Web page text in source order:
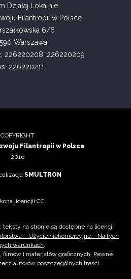
Działaj Lokalnie
Filantropii w Polsce
6/6
Warszawa
226220208, 226220209
226220211
COPYRIGHT
Filantropii w Polsce
2016
SMULTRON
teksty na stronie są dostępne na licencji
– Użycie niekomercyjne – Na tych
warunkach.
i materiałów graficznych. Pewne
autorów poszczególnych treści.